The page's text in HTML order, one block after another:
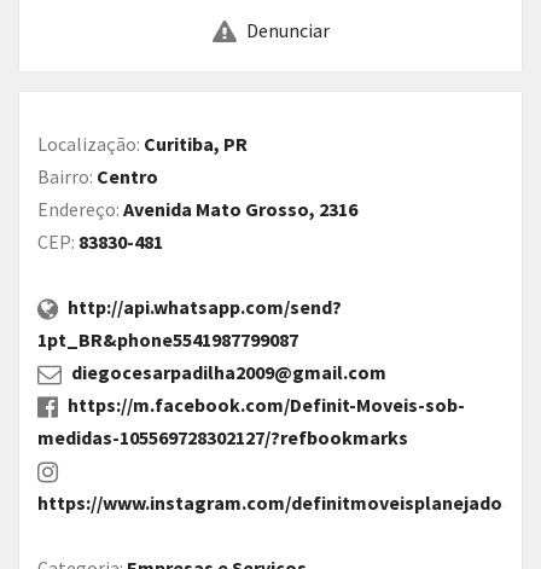
Denunciar
Localização: Curitiba, PR
Bairro: Centro
Endereço: Avenida Mato Grosso, 2316
CEP: 83830-481
http://api.whatsapp.com/send?
1pt_BR&phone5541987799087
diegocesarpadilha2009@gmail.com
https://m.facebook.com/Definit-Moveis-sob-
medidas-105569728302127/?refbookmarks
https://www.instagram.com/definitmoveisplanejados/